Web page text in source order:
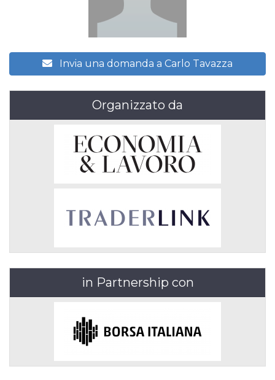
Invia una domanda a Carlo Tavazza
Organizzato da
in Partnership con